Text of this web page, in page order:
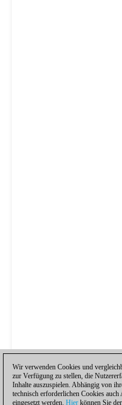
Wir verwenden Cookies und
zur Verfügung zu stellen, die
Inhalte auszuspielen. Abhängig von
technisch erforderlichen Cookies
eingesetzt werden. Hier können Sie